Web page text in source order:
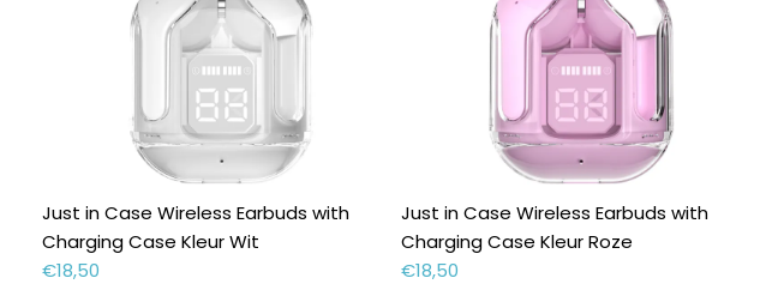
Just in Case Wireless Earbuds with
Charging Case Kleur Wit
€18,50
Just in Case Wireless Earbuds with
Charging Case Kleur Roze
€18,50